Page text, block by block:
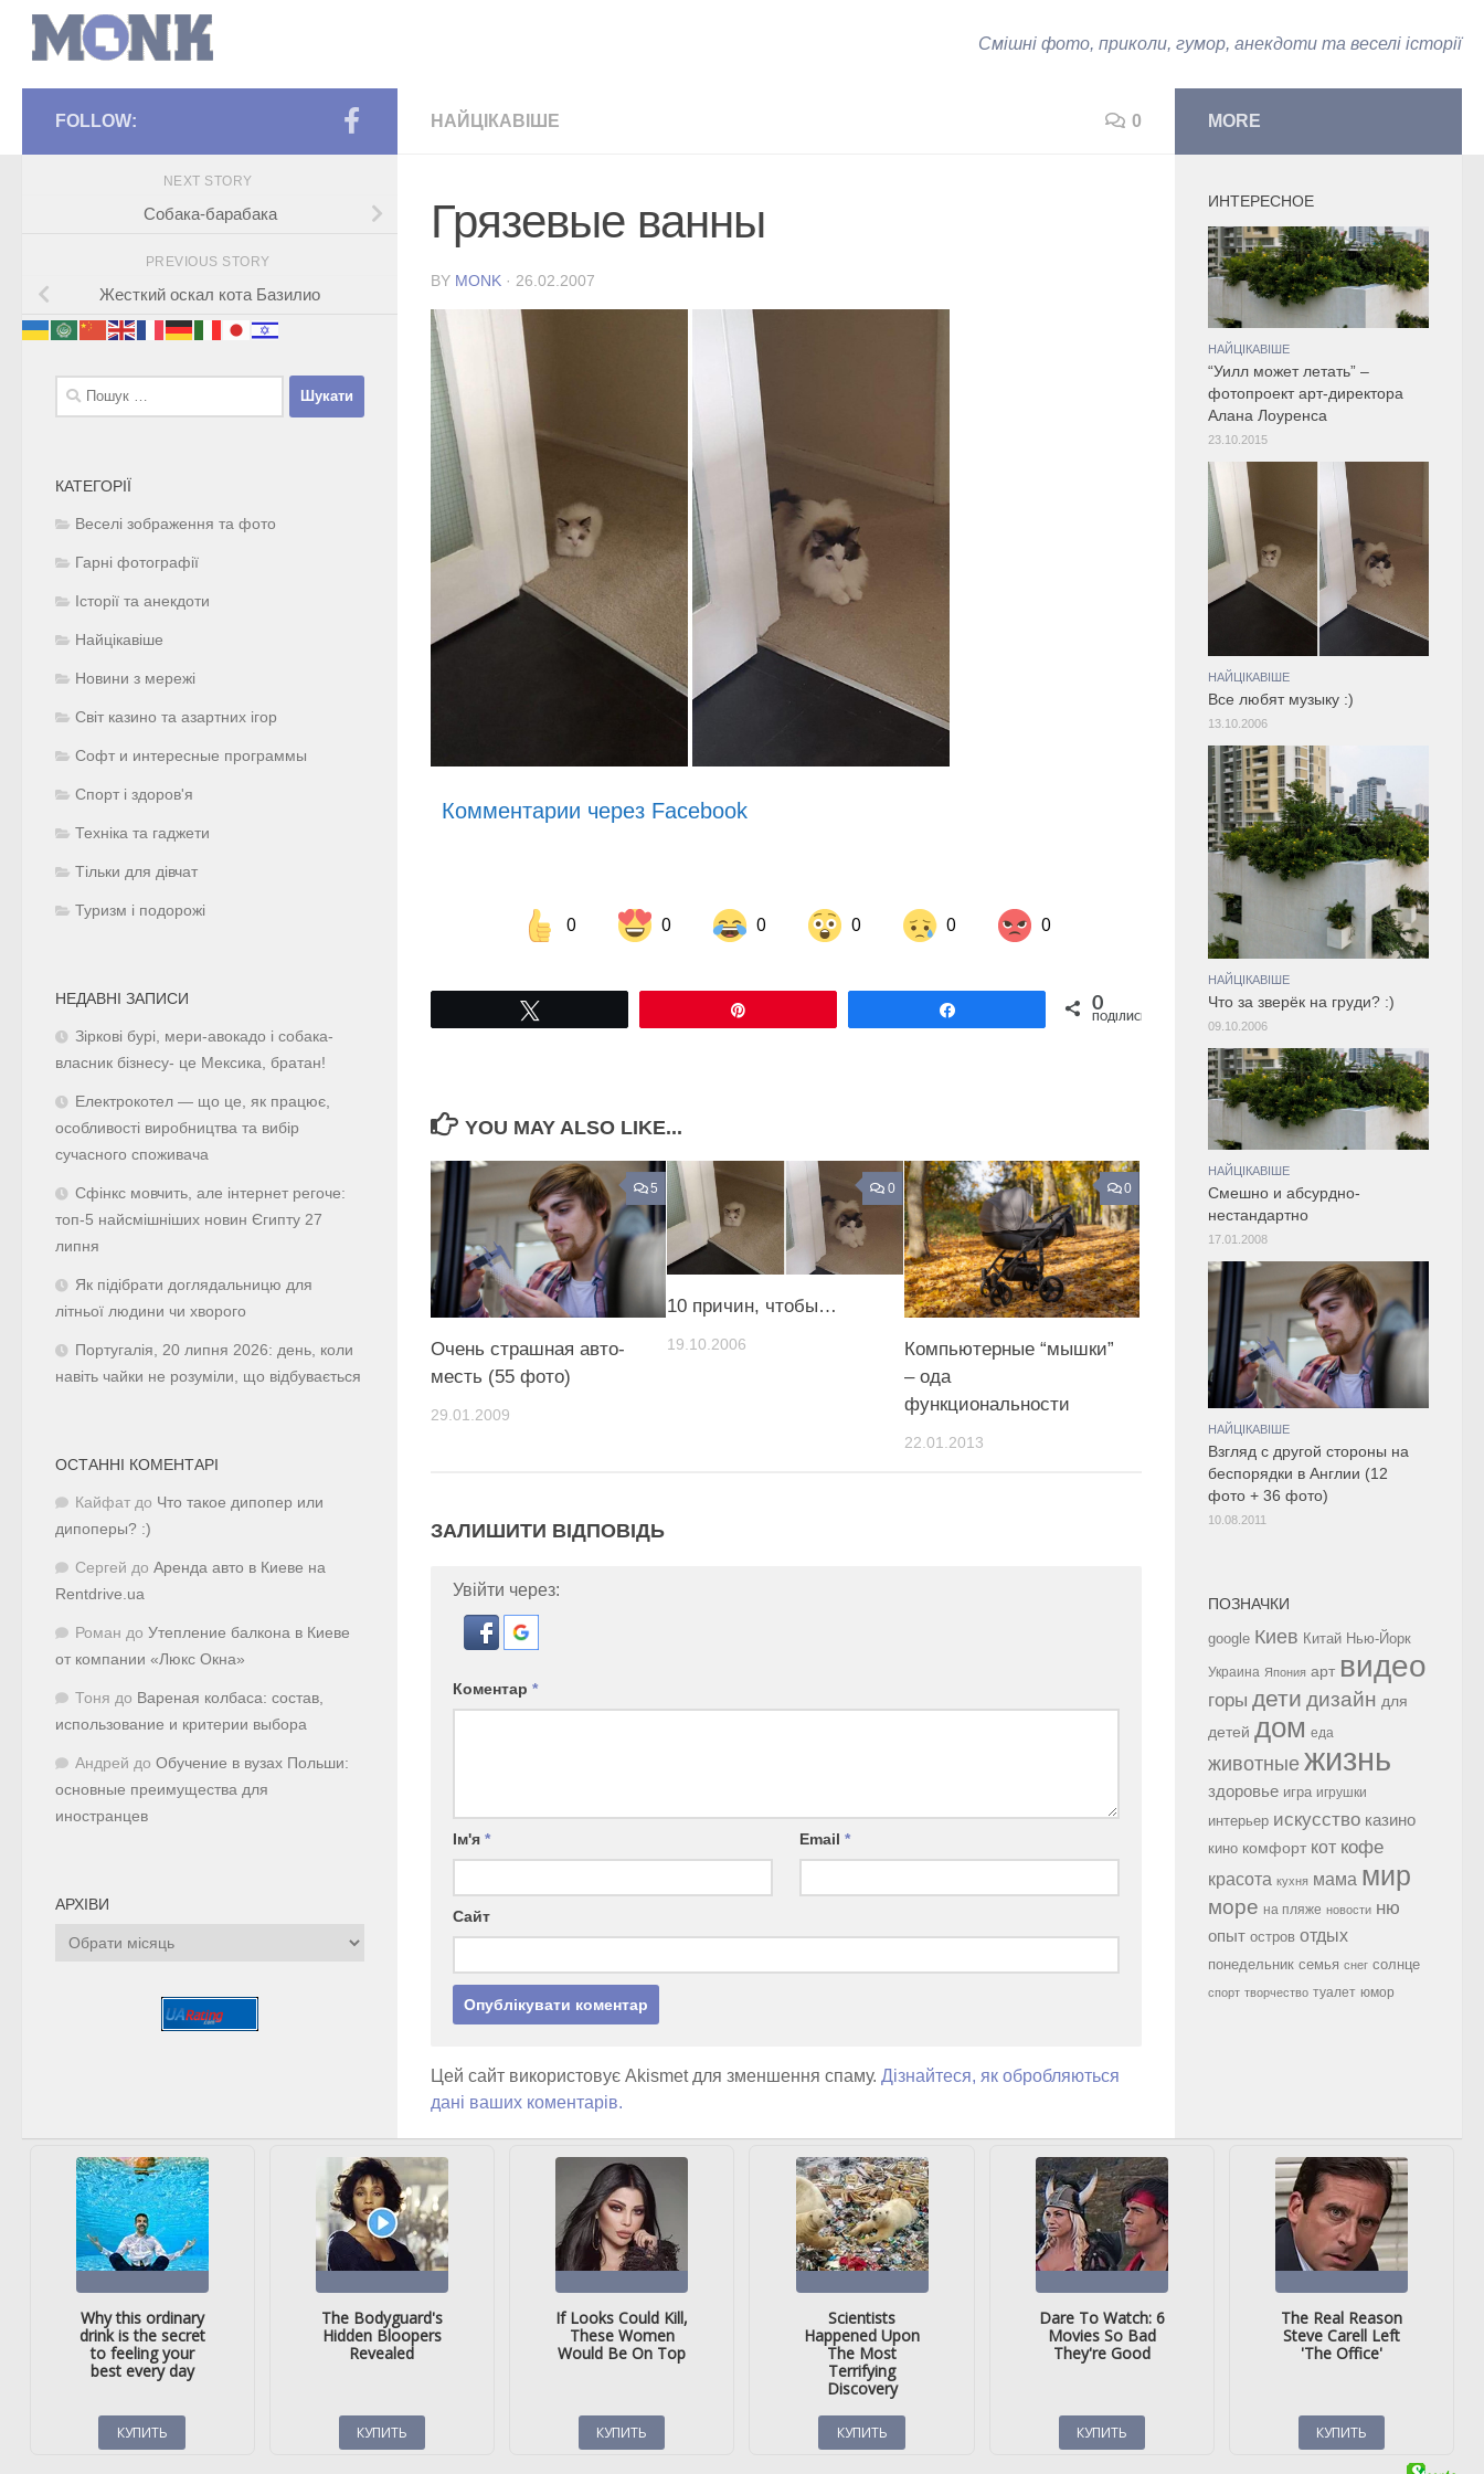
Смішні фото, приколи, гумор, анекдоти та веселі історії
НАЙЦІКАВІШЕ 0
Грязевые ванны
BY MONK · 26.02.2007
Комментарии через Facebook
0 0 0 0 0 0
Share on Facebook Share on LinkedIn Share on Twitter 0
ПОДІЛИСЬ
YOU MAY ALSO LIKE...
5
Очень страшная авто-
месть (55 фото)
29.01.2009
0
10 причин, чтобы…
19.10.2006
0
Компьютерные “мышки”
– ода
функциональности
22.01.2013
ЗАЛИШИТИ ВІДПОВІДЬ
Увійти через:
Коментар *
Ім'я * Email*
Сайт
Цей сайт використовує Akismet для зменшення спаму. Дізнайтеся, як обробляються
дані ваших коментарів.
FOLLOW:
NEXT STORY
Собака-барабака
PREVIOUS STORY
Жесткий оскал кота Базилио
Пошук:
КАТЕГОРІЇ
Веселі зображення та фото
Гарні фотографії
Історії та анекдоти
Найцікавіше
Новини з мережі
Світ казино та азартних ігор
Софт и интересные программы
Спорт і здоров'я
Техніка та гаджети
Тільки для дівчат
Туризм і подорожі
НЕДАВНІ ЗАПИСИ
Зіркові бурі, мери-авокадо і собака-
власник бізнесу- це Мексика, братан!
Електрокотел — що це, як працює,
особливості виробництва та вибір
сучасного споживача
Сфінкс мовчить, але інтернет регоче:
топ-5 найсмішніших новин Єгипту 27
липня
Як підібрати доглядальницю для
літньої людини чи хворого
Португалія, 20 липня 2026: день, коли
навіть чайки не розуміли, що відбувається
ОСТАННІ КОМЕНТАРІ
Кайфат до Что такое дипопер или
дипоперы? :)
Сергей до Аренда авто в Киеве на
Rentdrive.ua
Роман до Утепление балкона в Киеве
от компании «Люкс Окна»
Тоня до Вареная колбаса: состав,
использование и критерии выбора
Андрей до Обучение в вузах Польши:
основные преимущества для
иностранцев
АРХІВИ
Архіви
MORE
ИНТЕРЕСНОЕ
НАЙЦІКАВІШЕ
“Уилл может летать” –
фотопроект арт-директора
Алана Лоуренса
23.10.2015
НАЙЦІКАВІШЕ
Все любят музыку :)
13.10.2006
НАЙЦІКАВІШЕ
Что за зверёк на груди? :)
09.10.2006
НАЙЦІКАВІШЕ
Смешно и абсурдно-
нестандартно
17.01.2008
НАЙЦІКАВІШЕ
Взгляд с другой стороны на
беспорядки в Англии (12
фото + 36 фото)
10.08.2011
ПОЗНАЧКИ
google Киев Китай Нью-Йорк
Украина Япония арт видео
горы дети дизайн для
детей дом еда
животные жизнь
здоровье игра игрушки
интерьер искусство казино
кино комфорт кот кофе
красота кухня мама мир
море на пляже новости ню
опыт остров отдых
понедельник семья снег солнце
спорт творчество туалет юмор